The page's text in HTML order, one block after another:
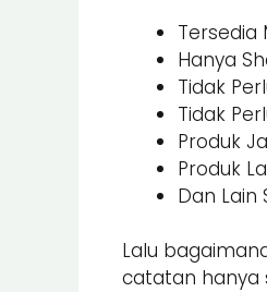
Tersedia
Hanya
Tidak
Tidak
Produk
Produk
Dan Lain
Lalu
catatan hanya